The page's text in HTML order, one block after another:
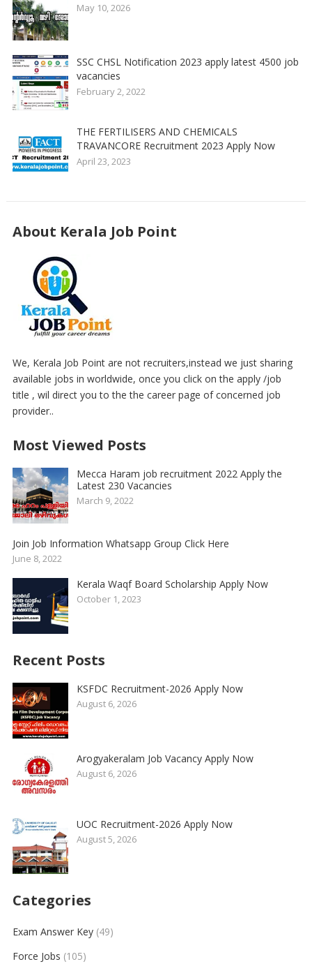
May 10, 2026
SSC CHSL Notification 2023 apply latest 4500 job
vacancies
February 2, 2022
THE FERTILISERS AND CHEMICALS
TRAVANCORE Recruitment 2023 Apply Now
April 23, 2023
About Kerala Job Point
We, Kerala Job Point are not recruiters,instead we just sharing
available jobs in worldwide, once you click on the apply /job
title , wil direct you to the the career page of concerned job
provider..
Most Viewed Posts
Mecca Haram job recruitment 2022 Apply the
Latest 230 Vacancies
March 9, 2022
Join Job Information Whatsapp Group Click Here
June 8, 2022
Kerala Waqf Board Scholarship Apply Now
October 1, 2023
Recent Posts
KSFDC Recruitment-2026 Apply Now
August 6, 2026
Arogyakeralam Job Vacancy Apply Now
August 6, 2026
UOC Recruitment-2026 Apply Now
August 5, 2026
Categories
Exam Answer Key(49)
Force Jobs (105)